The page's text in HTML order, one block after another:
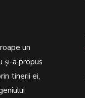
un
şi-a propus
tinerii ei,